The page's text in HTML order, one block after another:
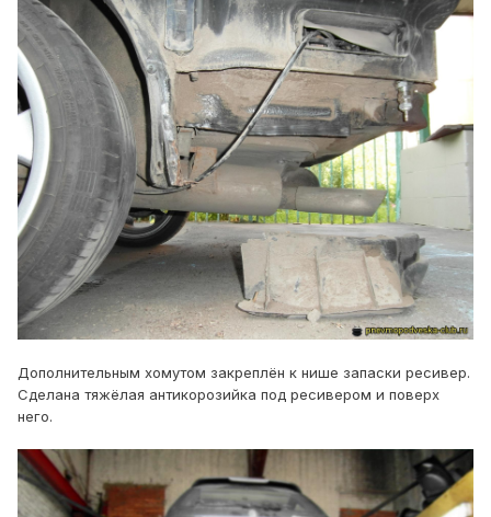
Дополнительным хомутом закреплён к нише запаски ресивер.
Сделана тяжёлая антикорозийка под ресивером и поверх
него.